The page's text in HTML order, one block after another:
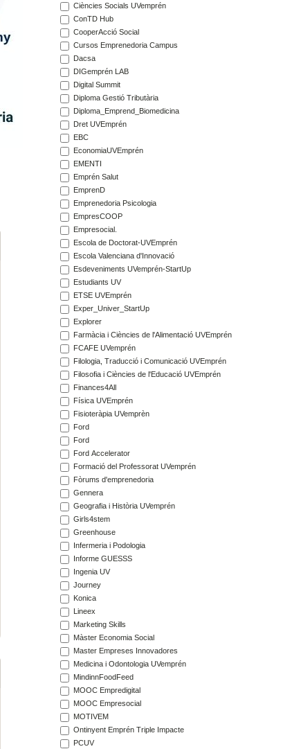
Ciències Socials UVemprén
ConTD Hub
CooperAcció Social
Cursos Emprenedoria Campus
Dacsa
DIGemprén LAB
Digital Summit
Diploma Gestió Tributària
Diploma_Emprend_Biomedicina
Dret UVEmprén
EBC
EconomiaUVEmprén
EMENTI
Emprén Salut
EmprenD
Emprenedoria Psicologia
EmpresCOOP
Empresocial.
Escola de Doctorat-UVEmprén
Escola Valenciana d'Innovació
Esdeveniments UVemprén-StartUp
Estudiants UV
ETSE UVEmprén
Exper_Univer_StartUp
Explorer
Farmàcia i Ciències de l'Alimentació UVEmprén
FCAFE UVemprén
Filologia, Traducció i Comunicació UVEmprén
Filosofia i Ciències de l'Educació UVEmprén
Finances4All
Física UVEmprén
Fisioteràpia UVemprèn
Ford
Ford
Ford Accelerator
Formació del Professorat UVemprén
Fòrums d'emprenedoria
Gennera
Geografia i Història UVemprén
Girls4stem
Greenhouse
Infermeria i Podologia
Informe GUESSS
Ingenia UV
Journey
Konica
Lineex
Marketing Skills
Màster Economia Social
Master Empreses Innovadores
Medicina i Odontologia UVemprén
MindinnFoodFeed
MOOC Empredigital
MOOC Empresocial
MOTIVEM
Ontinyent Emprén Triple Impacte
PCUV